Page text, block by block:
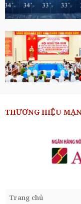
THƯƠNG HIỆU
Trang chủ